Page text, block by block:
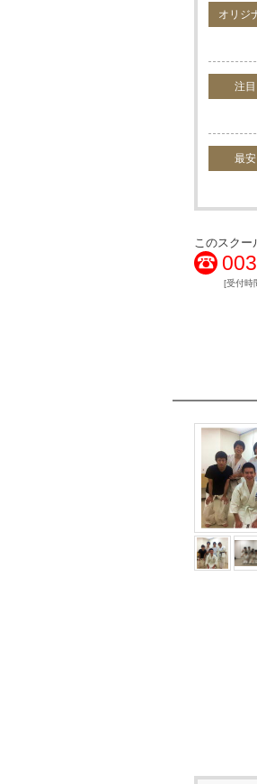
オリジ
注目
最安
このスクー
[受付時